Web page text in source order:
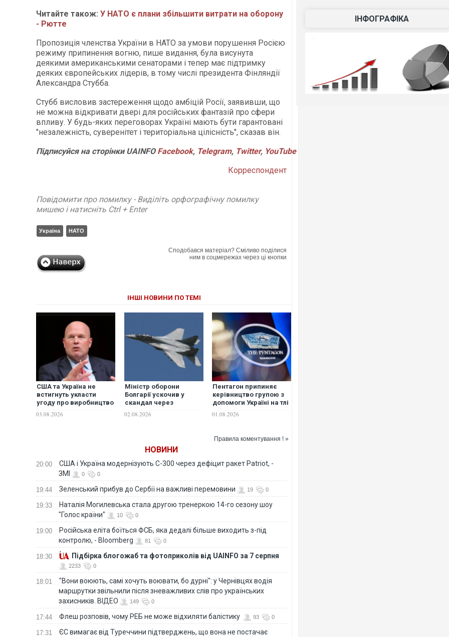
Читайте також: У НАТО є плани збільшити витрати на оборону
- Рютте
Пропозиція членства України в НАТО за умови порушення Росією
режиму припинення вогню, пише видання, була висунута
деякими американськими сенаторами і тепер має підтримку
деяких європейських лідерів, в тому числі президента Фінляндії
Александра Стубба.
Стубб висловив застереження щодо амбіцій Росії, заявивши, що
не можна відкривати двері для російських фантазій про сфери
впливу. У будь-яких переговорах Україні мають бути гарантовані
"незалежність, суверенітет і територіальна цілісність", сказав він.
ПідписуйсянасторінкиUAINFO Facebook, Telegram, Twitter, YouTube
Корреспондент
Повідомити про помилку - Виділіть орфографічну помилку
мишею і натисніть Ctrl + Enter
Україна НАТО
Сподобався матеріал? Сміливо поділися
ним в соцмережах через ці кнопки
ІНШІ НОВИНИ ПО ТЕМІ
США та Україна не
встигнуть укласти
угоду про виробництво
зими — постпред при
03.08.2026
Міністр оборони
Болгарії ускочив у
скандал через
претендує Україна
02.08.2026
Пентагон припиняє
керівництво групою з
допомоги Україні на тлі
від Європи — Politico
01.08.2026
Правила коментування ! »
НОВИНИ
20:00
США і Україна модернізують С-300 через дефіцит ракет Patriot, -
ЗМІ
0 0
19:44 Зеленський прибув до Сербії на важливі перемовини 19 0
19:33
Наталія Могилевська стала другою тренеркою 14-го сезону шоу
"Голос країни"
10 0
19:00
Російська еліта боїться ФСБ, яка дедалі більше виходить з-під
контролю, - Bloomberg
81 0
18:30 Підбірка блогожаб та фотоприколів від UAINFO за 7 серпня
2233 0
18:01
"Вони воюють, самі хочуть воювати, бо дурні": у Чернівцях водія
маршрутки звільнили після зневажливих слів про українських
захисників. ВІДЕО
149 0
17:44 Флеш розповів, чому РЕБ не може відхиляти балістику 93 0
17:31
ЄС вимагає від Туреччини підтверджень, що вона не постачає
ІНФОГРАФІКА
Ворог завдав комбінованого
після атаки БПЛА по ринку на